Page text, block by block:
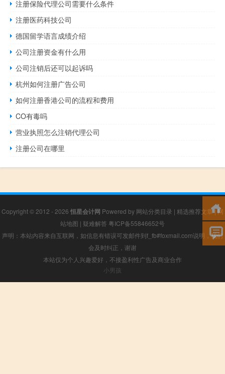
注册保险代理公司需要什么条件
注册医药科技公司
德国留学语言成绩介绍
公司注册资金有什么用
公司注销后还可以起诉吗
杭州如何注册广告公司
如何注册香港公司的流程和费用
CO有毒吗
营业执照怎么注销代理公司
注册公司在哪里
Copyright © 2012 - 2026 恒星会计网 Powered by 网站分类目录 | 精选推荐文章|网
站地图 | 疑难解答 粤ICP备55846652号
声明：本站内容来自互联网，如信息有错误可发邮件到f_fb#foxmail.com说明，我们
会及时纠正，谢谢
本站仅为个人兴趣爱好，不接盈利性广告及商业合作
小男孩